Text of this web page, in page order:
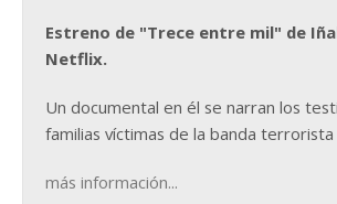
Estreno de "Trece entre mil" de
Netflix.
Un documental en él se narran los
familias víctimas de la banda terrorista
más información...